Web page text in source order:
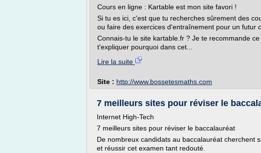
Cours en ligne : Kartable est mon site favori !
Si tu es ici, c'est que tu recherches sûrement des
ou faire des exercices d'entraînement pour un futur
Connais-tu le site kartable.fr ? Je te recommande
t'expliquer pourquoi dans cet...
Lire la suite
Site : http://www.bossetesmaths.com
7 meilleurs sites pour réviser le
Internet High-Tech
7 meilleurs sites pour réviser le baccalauréat
De nombreux candidats au baccalauréat cherchent
et réussir cet examen tant redouté.